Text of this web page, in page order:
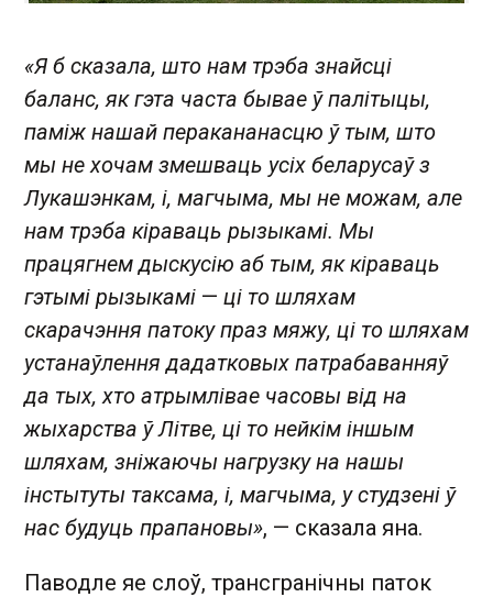
«Я б сказала, што нам трэба знайсці
баланс, як гэта часта бывае ў палітыцы,
паміж нашай перакананасцю ў тым, што
мы не хочам змешваць усіх беларусаў з
Лукашэнкам, і, магчыма, мы не можам, але
нам трэба кіраваць рызыкамі. Мы
працягнем дыскусію аб тым, як кіраваць
гэтымі рызыкамі — ці то шляхам
скарачэння патоку праз мяжу, ці то шляхам
устанаўлення дадатковых патрабаванняў
да тых, хто атрымлівае часовы від на
жыхарства ў Літве, ці то нейкім іншым
шляхам, зніжаючы нагрузку на нашы
інстытуты таксама, і, магчыма, у студзені ў
нас будуць прапановы», — сказала яна.
Паводле яе слоў, трансгранічны паток